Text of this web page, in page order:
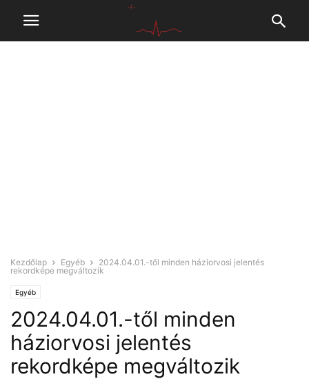
Kezdőlap Egyéb
2024.04.01.-től minden háziorvosi jelentés
rekordképe megváltozik
Egyéb
2024.04.01.-től minden
háziorvosi jelentés
rekordképe megváltozik